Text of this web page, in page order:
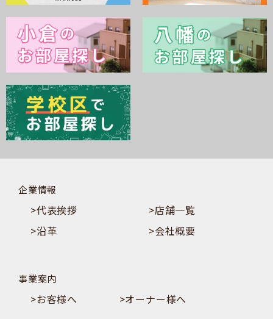
企業情報
>代表挨拶
>店舗一覧
>沿革
>会社概要
事業案内
>お客様へ >オーナー様へ